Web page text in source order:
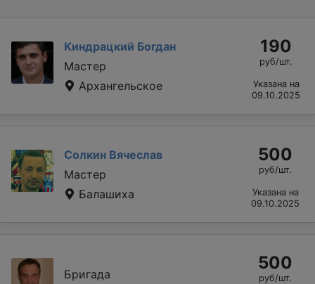
Киндрацкий Богдан
Мастер
Архангельское
190
руб/шт.
Указана на
09.10.2025
Солкин Вячеслав
Мастер
Балашиха
500
руб/шт.
Указана на
09.10.2025
Бригада
500
руб/шт.